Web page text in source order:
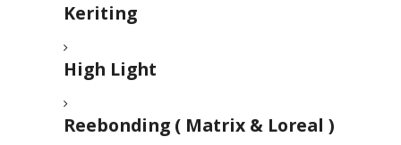
Keriting
High Light
Reebonding ( Matrix & Loreal )